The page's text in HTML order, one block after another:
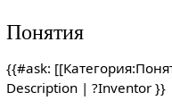
Понятия
{{#ask:
Description | ?Inventor }}